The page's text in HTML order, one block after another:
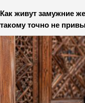
Как живут замужние
такому точно не